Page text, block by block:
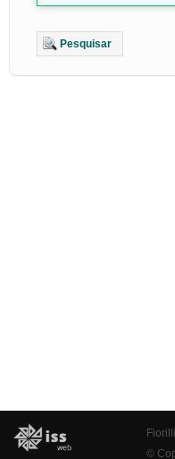
Pesquisar
©